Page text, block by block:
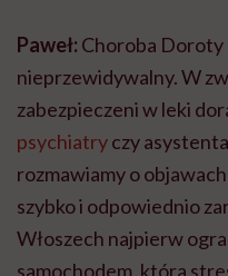
Paweł: Choroba Doroty
nieprzewidywalny. W
zabezpieczeni w leki
psychiatryczy
rozmawiamy o
szybko i odpowiednio
Włoszech najpierw
samochodem, która